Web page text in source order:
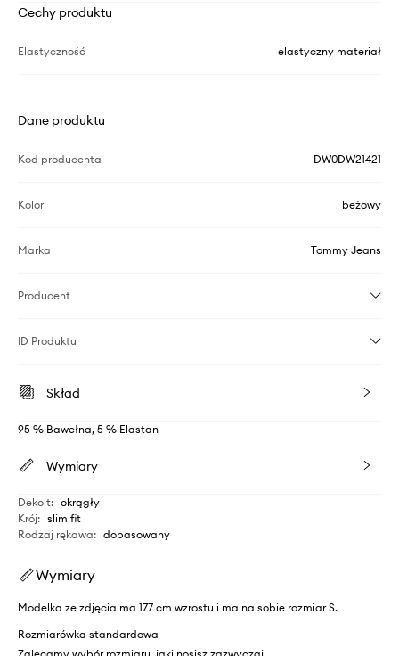
Cechy produktu
Elastyczność elastyczny materiał
Dane produktu
Kod producenta DW0DW21421
Kolor beżowy
Marka Tommy Jeans
Producent
ID Produktu
Skład
95 % Bawełna, 5 % Elastan
Wymiary
Dekolt: okrągły
Krój: slim fit
Rodzaj rękawa: dopasowany
Wymiary
Modelka ze zdjęcia ma 177 cm wzrostu i ma na sobie rozmiar S.
Rozmiarówka standardowa